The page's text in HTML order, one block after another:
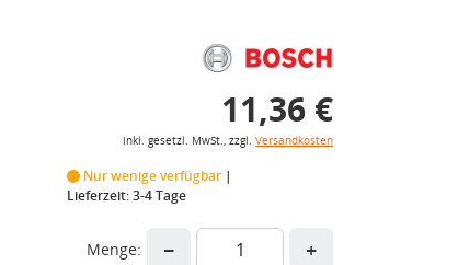
11,36 €
inkl. gesetzl. MwSt., zzgl. Versandkosten
Nur wenige verfügbar
Lieferzeit: 3-4 Tage
Menge: − +